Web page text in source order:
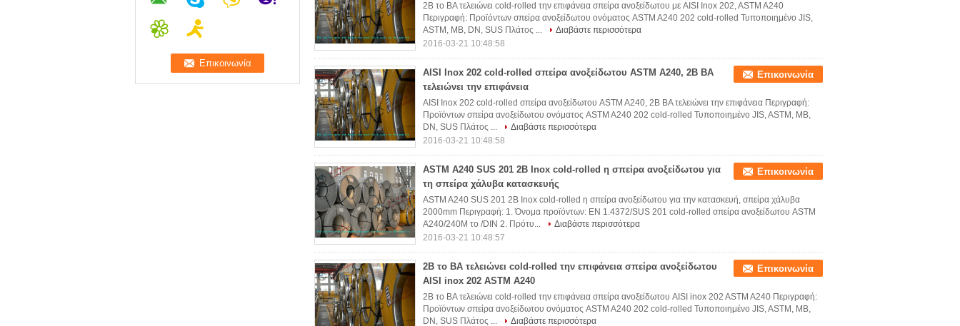
2B το BA τελειώνει cold-rolled την επιφάνεια σπείρα ανοξείδωτου με AISI Inox 202, ASTM A240
Περιγραφή: Προϊόντων σπείρα ανοξείδωτου ονόματος ASTM A240 202 cold-rolled Τυποποιημένο JIS,
ASTM, ΜΒ, DN, SUS Πλάτος ...
Διαβάστε περισσότερα
2016-03-21 10:48:58
AISI Inox 202 cold-rolled σπείρα ανοξείδωτου ASTM A240, 2B BA
τελειώνει την επιφάνεια
Επικοινωνία
AISI Inox 202 cold-rolled σπείρα ανοξείδωτου ASTM A240, 2B BA τελειώνει την επιφάνεια Περιγραφή:
Προϊόντων σπείρα ανοξείδωτου ονόματος ASTM A240 202 cold-rolled Τυποποιημένο JIS, ASTM, ΜΒ,
DN, SUS Πλάτος ...
Διαβάστε περισσότερα
2016-03-21 10:48:58
ASTM A240 SUS 201 2B Inox cold-rolled η σπείρα ανοξείδωτου για
τη σπείρα χάλυβα κατασκευής
Επικοινωνία
ASTM A240 SUS 201 2B Inox cold-rolled η σπείρα ανοξείδωτου για την κατασκευή, σπείρα χάλυβα
2000mm Περιγραφή: 1. Όνομα προϊόντων: EN 1.4372/SUS 201 cold-rolled σπείρα ανοξείδωτου ASTM
A240/240M το /DIN 2. Πρότυ...
Διαβάστε περισσότερα
2016-03-21 10:48:57
2B το BA τελειώνει cold-rolled την επιφάνεια σπείρα ανοξείδωτου
AISI inox 202 ASTM A240
Επικοινωνία
2B το BA τελειώνει cold-rolled την επιφάνεια σπείρα ανοξείδωτου AISI inox 202 ASTM A240 Περιγραφή:
Προϊόντων σπείρα ανοξείδωτου ονόματος ASTM A240 202 cold-rolled Τυποποιημένο JIS, ASTM, ΜΒ,
DN, SUS Πλάτος ...
Διαβάστε περισσότερα